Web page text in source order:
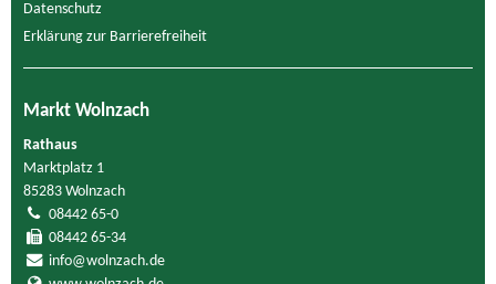
Datenschutz
Erklärung zur Barrierefreiheit
Markt Wolnzach
Rathaus
Marktplatz 1
85283 Wolnzach
08442 65-0
08442 65-34
info@wolnzach.de